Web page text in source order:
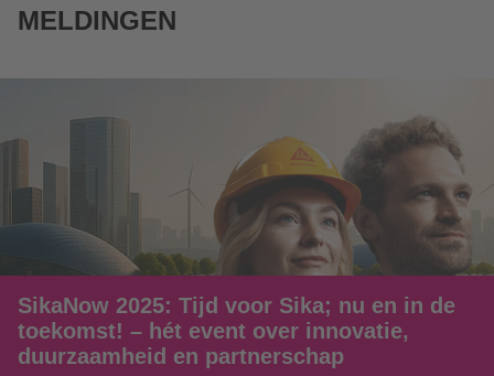
MELDINGEN
SikaNow 2025: Tijd voor Sika; nu en in de
toekomst! – hét event over innovatie,
duurzaamheid en partnerschap